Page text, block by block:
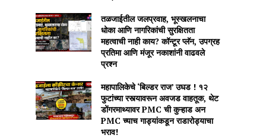
तळजाईतील जलप्रवाह, भूस्खलनाचा
धोका आणि नागरिकांची सुरक्षितता
महत्वाची नाही काय? कॉन्टूर प्लॅन, उपग्रह
प्रतिमा आणि मंजूर नकाशांनी वाढवले
प्रश्न
महापालिकेचे ‘बिल्डर राज’ उघड ! १२
फुटांच्या रस्त्यावरून अवजड वाहतूक, थेट
डोंगरमाथ्यावर PMC ची कुऱ्हाड अन
PMC च्याच गाड्यांकडून राडारोड्याचा
भराव!